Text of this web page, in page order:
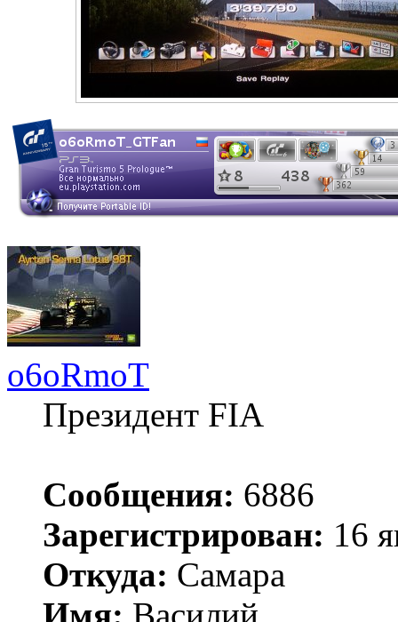
o6oRmoT
Президент FIA
Сообщения: 6886
Зарегистрирован: 16
Откуда: Самара
Имя: Василий